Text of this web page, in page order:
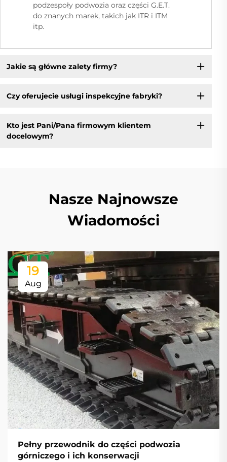
podzespoły podwozia oraz części G.E.T.
do znanych marek, takich jak ITR i ITM
itp.
Jakie są główne zalety firmy?
Czy oferujecie usługi inspekcyjne fabryki?
Kto jest Pani/Pana firmowym klientem
docelowym?
Nasze Najnowsze
Wiadomości
19
Aug
Pełny przewodnik do części podwozia
górniczego i ich konserwacji